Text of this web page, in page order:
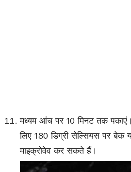
मध्यम आंच पर 10 मिनट तक
लिए 180 डिग्री सेल्सियस पर बेक
माइक्रोवेव कर सकते हैं।